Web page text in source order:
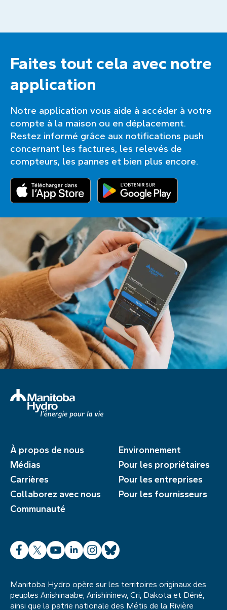
Faites tout cela avec notre
application
Notre application vous aide à accéder à votre
compte à la maison ou en déplacement.
Restez informé grâce aux notifications push
concernant les factures, les relevés de
compteurs, les pannes et bien plus encore.
À propos de nous
Médias
Carrières
Collaborez avec nous
Communauté
Environnement
Pour les propriétaires
Pour les entreprises
Pour les fournisseurs
Facebook
X YouTube
LinkedInInstagram
Bluesky
Manitoba Hydro opère sur les territoires originaux des
peuples Anishinaabe, Anishininew, Cri, Dakota et Déné,
ainsi que la patrie nationale des Métis de la Rivière